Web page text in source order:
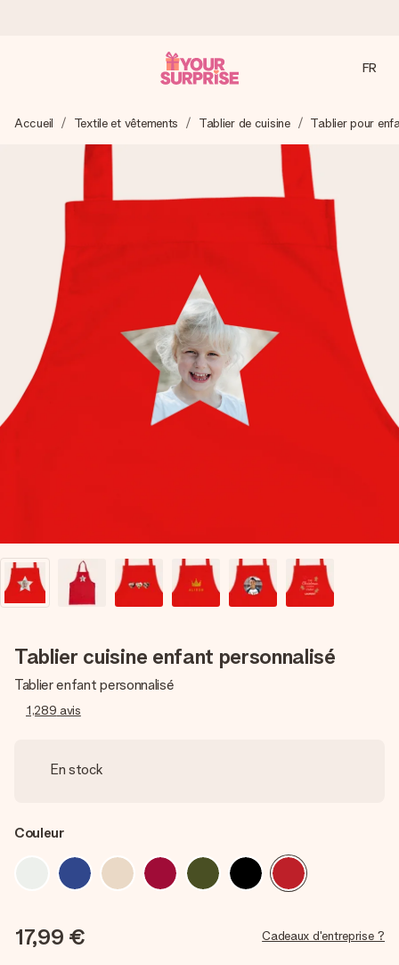
Nous préparons votre cadeau avec attention et l’envoyons
en un éclair – pour que vous puissiez l’offrir au bon moment,
quand cela compte le plus.
4,9 (sur la base de +15 000 avis)
Nos cadeaux sont appréciés. Les clients nous attribuent
une note de 4,9 sur Google Reviews (total de tous les
pays où nous sommes présents).
Carte de vœux gratuite
Créez quelque chose d’unique en quelques étapes – avec
son prénom, votre photo ou un message qui touche le cœur.
FR
Accueil Textile et vêtements Tablier de cuisine Tablier pour
Tablier cuisine enfant personnalisé
Tablier enfant personnalisé
1,289 avis
En stock
Couleur
17,99 € Cadeaux d'entreprise ?